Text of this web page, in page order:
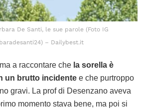
De Santi, le sue parole (Foto IG
– Dailybest.it
a raccontare che la sorella è
un brutto incidente e che purtroppo
gravi. La prof di Desenzano aveva
momento stava bene, ma poi si